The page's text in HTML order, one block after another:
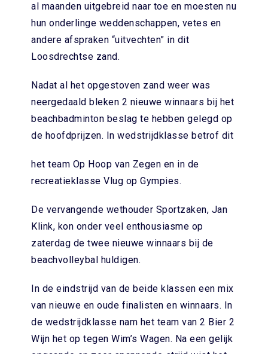
al maanden uitgebreid naar toe en moesten nu
hun onderlinge weddenschappen, vetes en
andere afspraken “uitvechten” in dit
Loosdrechtse zand.
Nadat al het opgestoven zand weer was
neergedaald bleken 2 nieuwe winnaars bij het
beachbadminton beslag te hebben gelegd op
de hoofdprijzen. In wedstrijdklasse betrof dit
het team Op Hoop van Zegen en in de
recreatieklasse Vlug op Gympies.
De vervangende wethouder Sportzaken, Jan
Klink, kon onder veel enthousiasme op
zaterdag de twee nieuwe winnaars bij de
beachvolleybal huldigen.
In de eindstrijd van de beide klassen een mix
van nieuwe en oude finalisten en winnaars. In
de wedstrijdklasse nam het team van 2 Bier 2
Wijn het op tegen Wim’s Wagen. Na een gelijk